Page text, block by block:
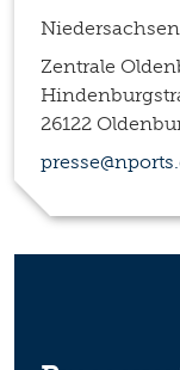
Zentrale
26122